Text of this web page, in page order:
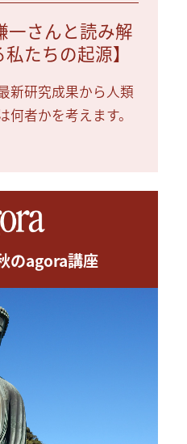
一さんと読み解
たちの起源】
新研究成果から人類
何者かを考えます。
のagora講座